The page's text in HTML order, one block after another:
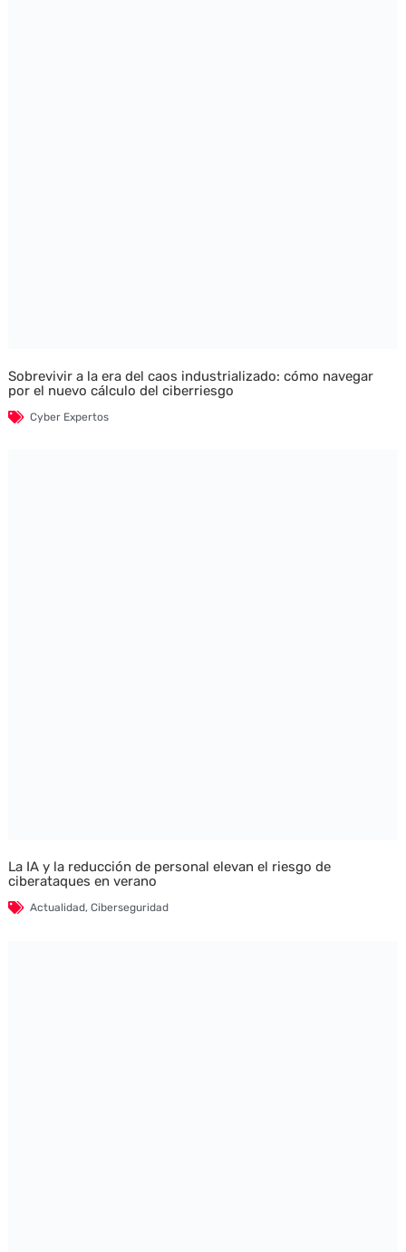
Sobrevivir a la era del caos industrializado: cómo navegar
por el nuevo cálculo del ciberriesgo
Cyber Expertos
La IA y la reducción de personal elevan el riesgo de
ciberataques en verano
Actualidad, Ciberseguridad